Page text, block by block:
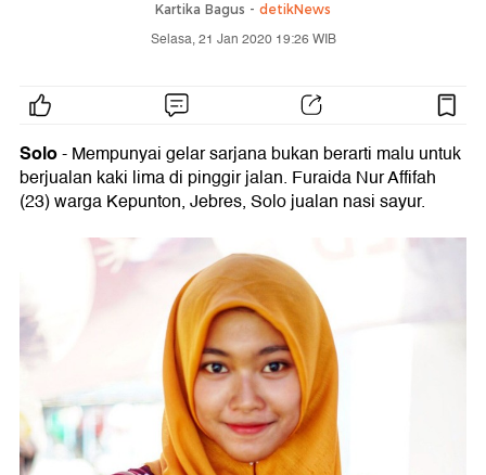
Kartika Bagus - detikNews
Selasa, 21 Jan 2020 19:26 WIB
Solo- Mempunyai gelar sarjana bukan berarti malu untuk
berjualan kaki lima di pinggir jalan. Furaida Nur Affifah
(23) warga Kepunton, Jebres, Solo jualan nasi sayur.